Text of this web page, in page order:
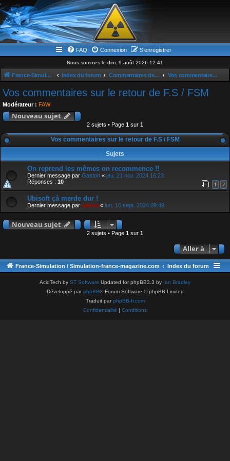
FAQ Connexion S’enregistrer
Nous sommes le dim. 9 août 2026 12:41
France-Simulation / Simulation-france-magazine.com Index du forum Commentaires des sujets du Site Vos commentaires sur le retour de F.S / FSM
Vos commentaires sur le retour de F.S / FSM
Modérateur : FAW
Nouveau sujet
2 sujets • Page 1 sur 1
Vos commentaires sur le retour de F.S / FSM
Sujets
On reprend les mêmes on recommence !!
Dernier message par Gaston « jeu. 21 nov. 2024 16:23
Réponses : 10 1 2
Ubisoft çà merde dur !
Dernier message par admin « lun. 16 sept. 2024 09:49
Nouveau sujet
2 sujets • Page 1 sur 1
Aller à
France-Simulation / Simulation-france-magazine.com Index du forum
AcidTech by ST Software Updated for phpBB3.3 by Ian Bradley
Développé parphpBB® Forum Software © phpBB Limited
Traduit parphpBB-fr.com
Confidentialité | Conditions